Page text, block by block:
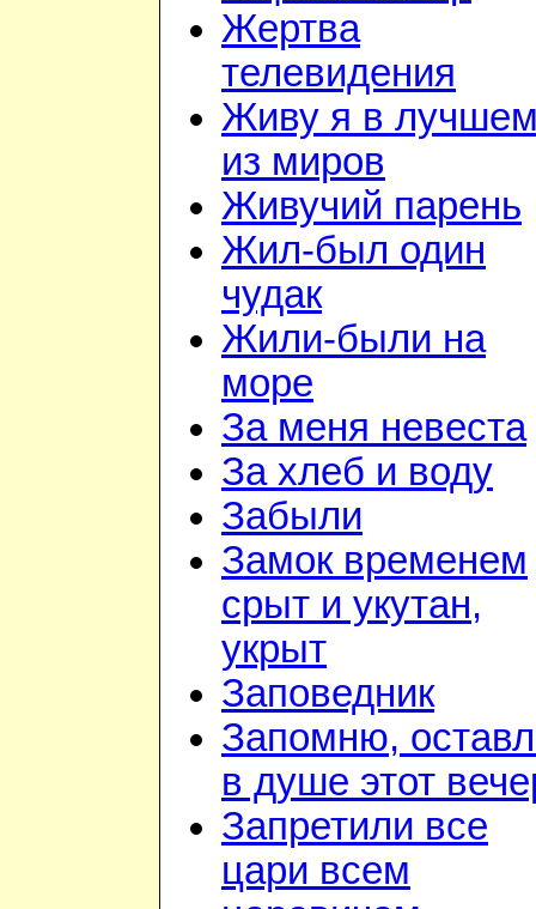
Жертва
телевидения
Живу я в
из миров
Живучий парень
Жил-был один
чудак
Жили-были на
море
За меня невеста
За хлеб и воду
Забыли
Замок временем
срыт и укутан,
укрыт
Заповедник
Запомню,
в душе этот
Запретили все
цари всем